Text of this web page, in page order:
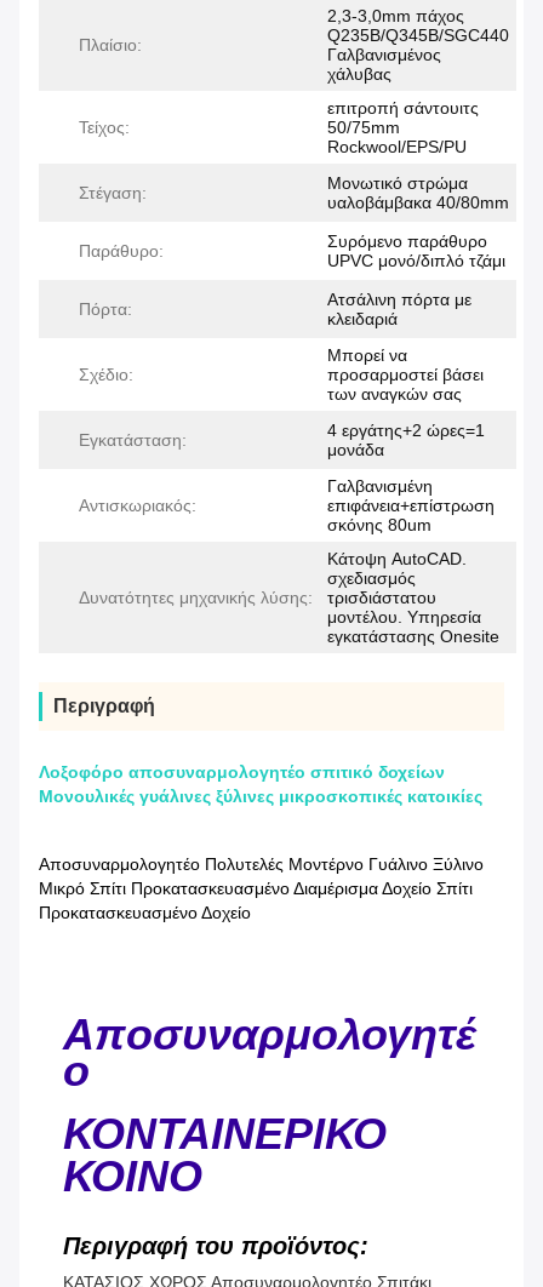
Πλαίσιο:
2,3-3,0mm πάχος
Q235B/Q345B/SGC440
Γαλβανισμένος
χάλυβας
Τείχος:
επιτροπή σάντουιτς
50/75mm
Rockwool/EPS/PU
Στέγαση:
Μονωτικό στρώμα
υαλοβάμβακα 40/80mm
Παράθυρο:
Συρόμενο παράθυρο
UPVC μονό/διπλό τζάμι
Πόρτα:
Ατσάλινη πόρτα με
κλειδαριά
Σχέδιο:
Μπορεί να
προσαρμοστεί βάσει
των αναγκών σας
Εγκατάσταση:
4 εργάτης+2 ώρες=1
μονάδα
Αντισκωριακός:
Γαλβανισμένη
επιφάνεια+επίστρωση
σκόνης 80um
Δυνατότητες μηχανικής λύσης:
Κάτοψη AutoCAD.
σχεδιασμός
τρισδιάστατου
μοντέλου. Υπηρεσία
εγκατάστασης Onesite
Περιγραφή
Λοξοφόρο αποσυναρμολογητέο σπιτικό δοχείων
Μονουλικές γυάλινες ξύλινες μικροσκοπικές κατοικίες
Αποσυναρμολογητέο Πολυτελές Μοντέρνο Γυάλινο Ξύλινο
Μικρό Σπίτι Προκατασκευασμένο Διαμέρισμα Δοχείο Σπίτι
Προκατασκευασμένο Δοχείο
Αποσυναρμολογητέ
ο
ΚΟΝΤΑΙΝΕΡΙΚΟ
ΚΟΙΝΟ
Περιγραφή του προϊόντος:
ΚΑΤΑΣΙΟΣ ΧΩΡΟΣ Αποσυναρμολογητέο Σπιτάκι